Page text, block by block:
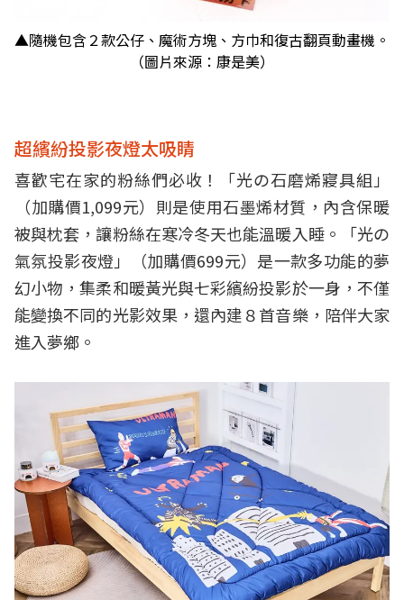
▲隨機包含２款公仔、魔術方塊、方巾和復古翻頁動畫機。
（圖片來源：康是美）
超繽紛投影夜燈太吸睛
喜歡宅在家的粉絲們必收！「光の石磨烯寢具組」
（加購價1,099元）則是使用石墨烯材質，內含保暖
被與枕套，讓粉絲在寒冷冬天也能溫暖入睡。「光の
氣氛投影夜燈」（加購價699元）是一款多功能的夢
幻小物，集柔和暖黃光與七彩繽紛投影於一身，不僅
能變換不同的光影效果，還內建８首音樂，陪伴大家
進入夢鄉。